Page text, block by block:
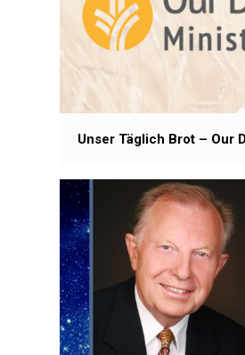
Unser Täglich Brot – Our